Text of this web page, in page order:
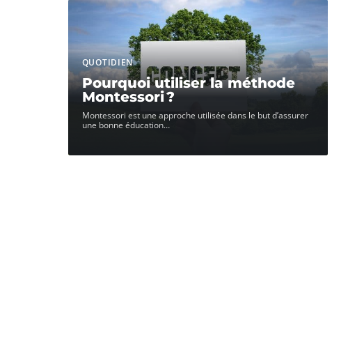
QUOTIDIEN
Pourquoi utiliser la méthode
Montessori ?
Montessori est une approche utilisée dans le but d’assurer
une bonne éducation…